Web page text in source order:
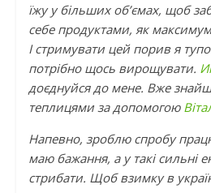
їжу у більших об’ємах, щоб
себе продуктами, як
І стримувати цей порив я
потрібно щось вирощувати.
доєднуйся до мене. Вже
теплицями за допомогою
Напевно, зроблю спробу
маю бажання, а у такі сильні
стрибати. Щоб взимку в